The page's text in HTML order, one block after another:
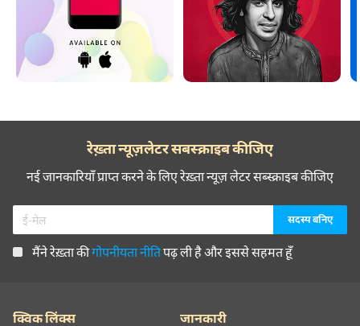
रेख़्ता न्यूज़लेटर सबस्क्राइब कीजिए
नई जानकारियाँ प्राप्त करने के लिए रेख़्ता न्यूज़ लेटर सब्स्क्राइब कीजिए
मैंने रेख़्ता कीगोपनीयता नीतिपढ़ ली है और इससे सहमत हूँ
क्विक लिंक्स जानकारी